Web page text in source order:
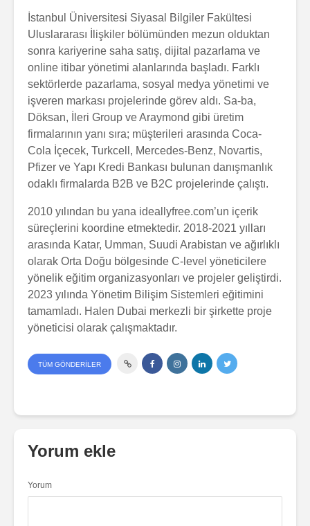
İstanbul Üniversitesi Siyasal Bilgiler Fakültesi
Uluslararası İlişkiler bölümünden mezun olduktan
sonra kariyerine saha satış, dijital pazarlama ve
online itibar yönetimi alanlarında başladı. Farklı
sektörlerde pazarlama, sosyal medya yönetimi ve
işveren markası projelerinde görev aldı. Sa-ba,
Döksan, İleri Group ve Araymond gibi üretim
firmalarının yanı sıra; müşterileri arasında Coca-
Cola İçecek, Turkcell, Mercedes-Benz, Novartis,
Pfizer ve Yapı Kredi Bankası bulunan danışmanlık
odaklı firmalarda B2B ve B2C projelerinde çalıştı.
2010 yılından bu yana ideallyfree.com’un içerik
süreçlerini koordine etmektedir. 2018-2021 yılları
arasında Katar, Umman, Suudi Arabistan ve ağırlıklı
olarak Orta Doğu bölgesinde C-level yöneticilere
yönelik eğitim organizasyonları ve projeler geliştirdi.
2023 yılında Yönetim Bilişim Sistemleri eğitimini
tamamladı. Halen Dubai merkezli bir şirkette proje
yöneticisi olarak çalışmaktadır.
TÜM GÖNDERILER
Yorum ekle
Yorum